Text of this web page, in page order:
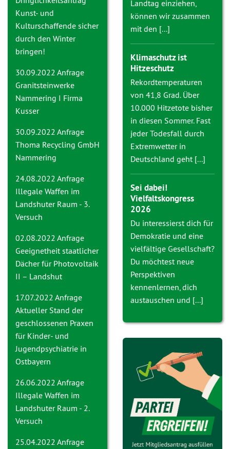
Kunst- und
Kulturschaffende sicher
durch den Winter
bringen!
30.09.2022 Anfrage
Granitsteinwerke
Nammering I Firma
Kusser
30.09.2022 Anfrage
Thoma Recycling GmbH
Nammering
24.08.2022 Anfrage
Illegale Waffen im
Landshuter Raum - 3.
Versuch
02.08.2022 Anfrage
Geeignetheit staatlicher
Dächer für Photovoltaik
II – Landshut
17.07.2022 Anfrage
Aktueller Stand der
geschlossenen Praxen
für Kinder- und
Jugendpsychiatrie in
Ostbayern
26.06.2022 Anfrage
Illegale Waffen im
Landshuter Raum - 2.
Versuch
25.04.2022 Anfrage
Landtag einziehen,
können wir zusammen
mit den [...]
Klimaschutz ist
Hitzeschutz
Rekordtemperaturen
von 41,8 Grad. Über
10.000 Hitzetote bisher
in diesen Sommer. Fast
jeder Todesfall durch
Extremwetter in
Deutschland geht [...]
Sei dabei!
Vielfaltskongress
2026
Du interessierst dich für
Demokratie und eine
vielfältige Gesellschaft?
Du möchtest neue
Perspektiven
kennenlernen, dich
austauschen und [...]